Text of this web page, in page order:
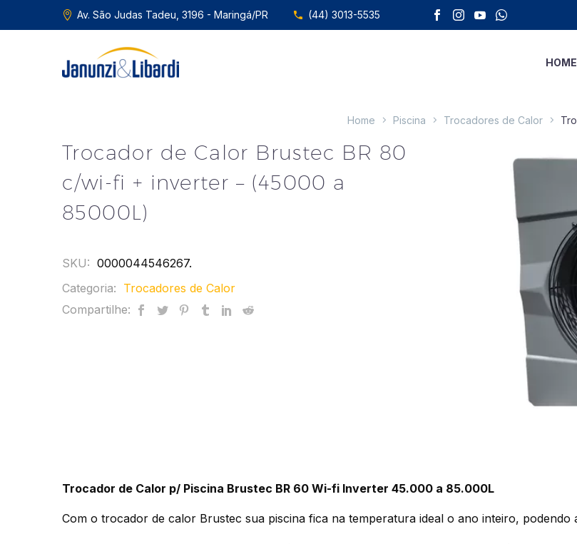
Av. São Judas Tadeu, 3196 - Maringá/PR (44) 3013-5535
HOME
Home Piscina Trocadores de Calor
Trocador de Calor Brustec BR 80
c/wi-fi + inverter – (45000 a
85000L)
SKU: 0000044546267.
Categoria: Trocadores de Calor
Compartilhe:
Trocador de Calor p/ Piscina Brustec BR 60 Wi-fi Inverter 45.000 a 85.000L
Com o trocador de calor Brustec sua piscina fica na temperatura ideal o ano inteiro, podendo